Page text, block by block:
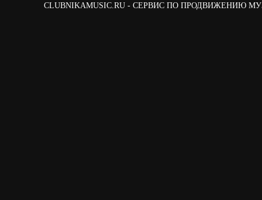
CLUBNIKAMUSIC.RU - СЕРВИС ПО ПРОДВИЖЕНИЮ